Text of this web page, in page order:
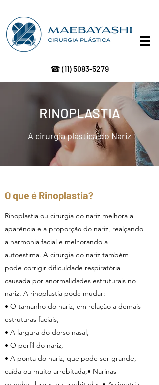
☎ (11) 5083-5279
(11)99453-7273
RINOPLASTIA
A cirurgia plástica do Nariz
O que é Rinoplastia?
Rinoplastia ou cirurgia do nariz melhora a
aparência e a proporção do nariz, realçando
a harmonia facial e melhorando a
autoestima. A cirurgia do nariz também
pode corrigir dificuldade respiratória
causada por anormalidades estruturais no
nariz. A rinoplastia pode mudar:
• O tamanho do nariz, em relação a demais
estruturas faciais,
• A largura do dorso nasal,
• O perfil do nariz,
• A ponta do nariz, que pode ser grande,
caída ou muito arrebitada,• Narinas